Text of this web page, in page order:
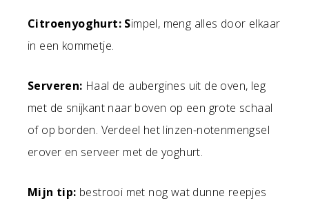
Citroenyoghurt: Simpel, meng alles door elkaar
in een kommetje.
Serveren: Haal de aubergines uit de oven, leg
met de snijkant naar boven op een grote schaal
of op borden. Verdeel het linzen-notenmengsel
erover en serveer met de yoghurt.
Mijn tip: bestrooi met nog wat dunne reepjes